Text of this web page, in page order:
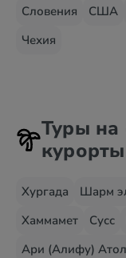
Словения
США
Чехия
Туры на
курорты
Хургада Шарм
Хаммамет
Сусс
Ари (Алифу)